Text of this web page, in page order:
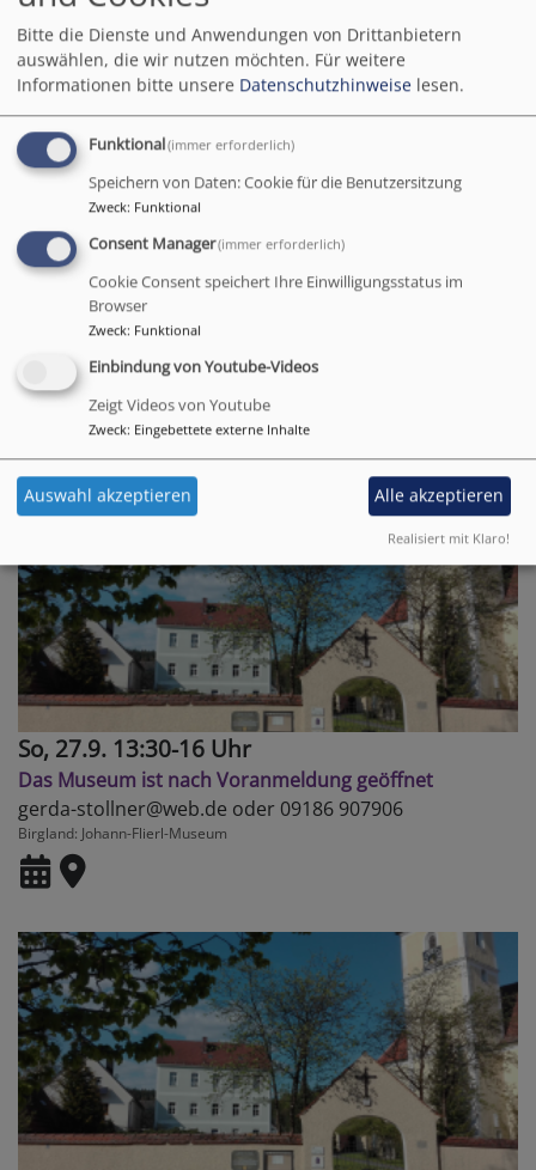
So, 20.9. 13:30-16 Uhr
Das Museum ist geöffnet
Birgland Johann-Flierl-Museum
So, 27.9. 13:30-16 Uhr
Das Museum ist nach Voranmeldung geöffnet
gerda-stollner@web.de oder 09186 907906
Birgland Johann-Flierl-Museum
Bitte die Dienste und Anwendungen von Drittanbietern
auswählen, die wir nutzen möchten. Für weitere
Informationen bitte unsere Datenschutzhinweise lesen.
Funktional(immer erforderlich)
Speichern von Daten: Cookie für die Benutzersitzung
Zweck: Funktional
Consent Manager(immer erforderlich)
Cookie Consent speichert Ihre Einwilligungsstatus im
Browser
Zweck: Funktional
Einbindung von Youtube-Videos
Zeigt Videos von Youtube
Zweck: Eingebettete externe Inhalte
Auswahl akzeptieren Alle akzeptieren
Realisiert mit Klaro!